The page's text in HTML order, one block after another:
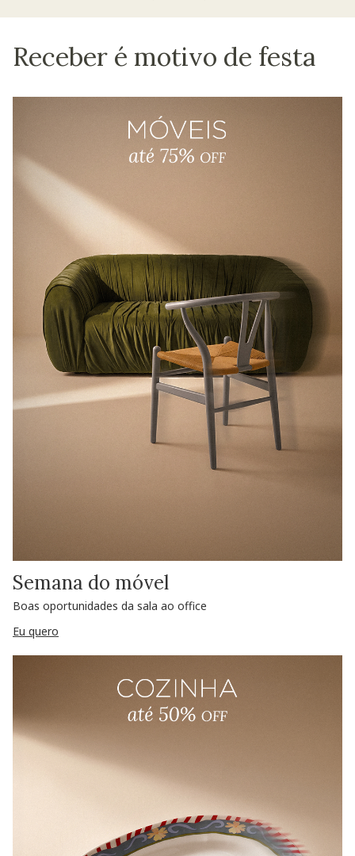
Receber é motivo de festa
Semana do móvel
Boas oportunidades da sala ao office
Eu quero